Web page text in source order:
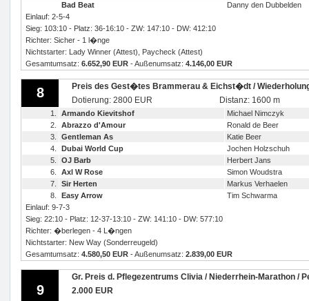
Bad Beat
Danny den Dubbelden
Einlauf: 2-5-4
Sieg: 103:10 - Platz: 36-16:10 - ZW: 147:10 - DW: 412:10
Richter: Sicher - 1 l�nge
Nichtstarter: Lady Winner (Attest), Paycheck (Attest)
Gesamtumsatz: 6.652,90 EUR - Außenumsatz: 4.146,00 EUR
8
Preis des Gest�tes Brammerau & Eichst�dt /
Dotierung: 2800 EUR
Distanz: 1600 m
1. Armando Kievitshof
Michael Nimczyk
2.
Abrazzo d'Amour
Ronald de Beer
3.
Gentleman As
Katie Beer
4.
Dubai World Cup
Jochen Holzschuh
5.
OJ Barb
Herbert Jans
6.
Axl W Rose
Simon Woudstra
7.
Sir Herten
Markus Verhaelen
8.
Easy Arrow
Tim Schwarma
Einlauf: 9-7-3
Sieg: 22:10 - Platz: 12-37-13:10 - ZW: 141:10 - DW: 577:10
Richter: �berlegen - 4 L�ngen
Nichtstarter: New Way (Sonderreugeld)
Gesamtumsatz: 4.580,50 EUR - Außenumsatz: 2.839,00 EUR
9
Gr. Preis d. Pflegezentrums Clivia / Niederrhein-Marathon /
2.000 EUR